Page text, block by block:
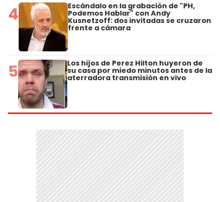
4 Escándalo en la grabación de "PH,
Podemos Hablar" con Andy
Kusnetzoff: dos invitadas se cruzaron
frente a cámara
5 Los hijos de Perez Hilton huyeron de
su casa por miedo minutos antes de la
aterradora transmisión en vivo